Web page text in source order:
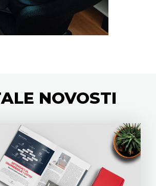
NOVOSTI